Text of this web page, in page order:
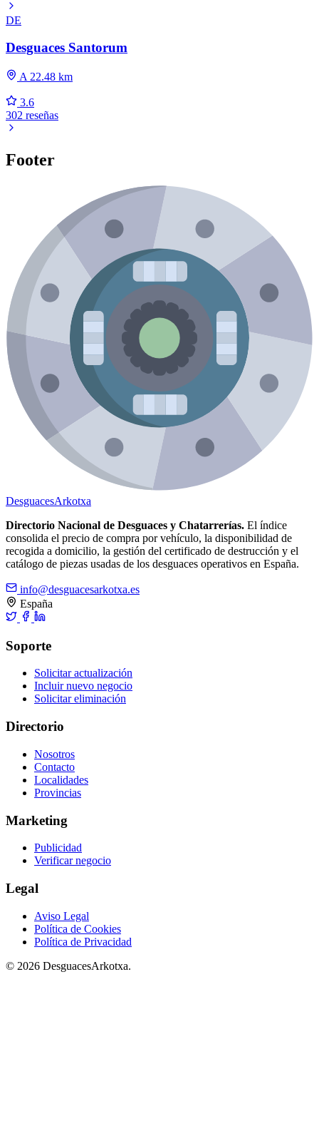
DE
Desguaces Santorum
A 22.48 km
3.6
302 reseñas
Footer
DesguacesArkotxa
Directorio Nacional de Desguaces y Chatarrerías. El índice
consolida el precio de compra por vehículo, la disponibilidad de
recogida a domicilio, la gestión del certificado de destrucción y el
catálogo de piezas usadas de los desguaces operativos en España.
info@desguacesarkotxa.es
España
Soporte
Solicitar actualización
Incluir nuevo negocio
Solicitar eliminación
Directorio
Nosotros
Contacto
Localidades
Provincias
Marketing
Publicidad
Verificar negocio
Legal
Aviso Legal
Política de Cookies
Política de Privacidad
© 2026 DesguacesArkotxa.